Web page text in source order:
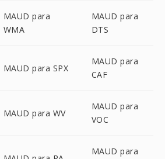
MAUD para
WMA
MAUD para
DTS
MAUD para SPX
MAUD para
CAF
MAUD para WV
MAUD para
VOC
MAUD para